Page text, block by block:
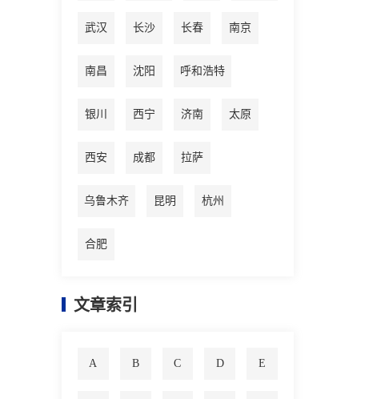
武汉 长沙 长春 南京
南昌 沈阳 呼和浩特
银川 西宁 济南 太原
西安 成都 拉萨
乌鲁木齐 昆明 杭州
合肥
文章索引
A B C D E